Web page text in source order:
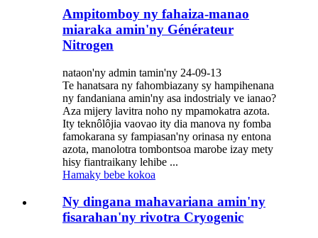
Ampitomboy ny fahaiza-manao
miaraka amin'ny Générateur
Nitrogen
nataon'ny admin tamin'ny 24-09-13
Te hanatsara ny fahombiazany sy hampihenana
ny fandaniana amin'ny asa indostrialy ve ianao?
Aza mijery lavitra noho ny mpamokatra azota.
Ity teknôlôjia vaovao ity dia manova ny fomba
famokarana sy fampiasan'ny orinasa ny entona
azota, manolotra tombontsoa marobe izay mety
hisy fiantraikany lehibe ...
Hamaky bebe kokoa
Ny dingana mahavariana amin'ny
fisarahan'ny rivotra Cryogenic